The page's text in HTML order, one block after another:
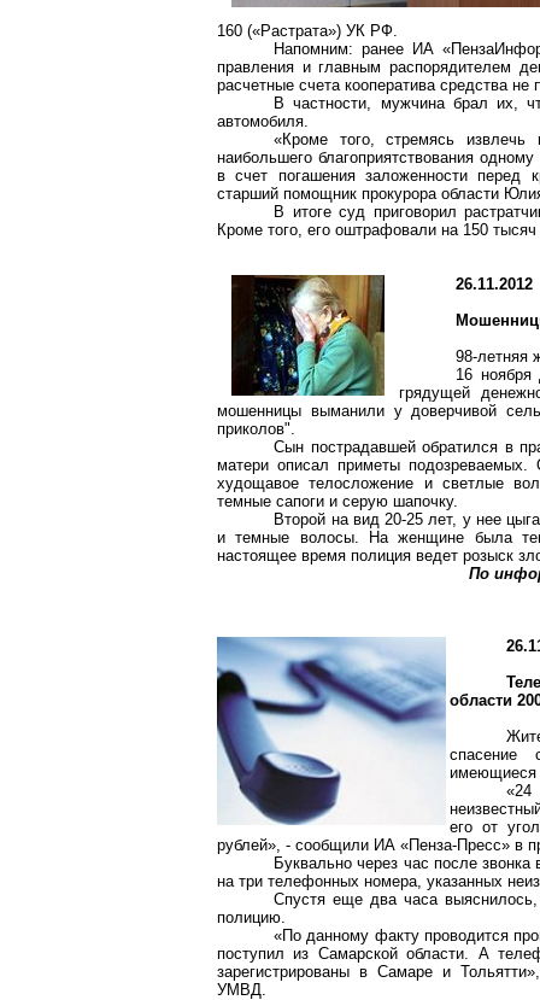
160 («Растрата») УК РФ.
Напомним: ранее ИА
правления и главным распорядителем
расчетные счета кооператива средства не
В частности, мужчина брал их,
автомобиля.
«Кроме того, стремясь
наибольшего благоприятствования
в счет погашения заложенности перед
старший помощник прокурора области
В итоге суд приговорил
Кроме того, его оштрафовали на 150
26.11.2012
98-летняя
16
грядущей
мошенницы выманили у доверчивой
приколов".
Сын пострадавшей обратился в
матери описал приметы
худощавое телосложение и светлые
темные сапоги и серую шапочку.
Второй на вид 20-25 лет, у нее
и темные волосы. На женщине была
настоящее время полиция ведет розыск
По
области
спасение
имеющиеся
его от
рублей», - сообщили ИА «Пенза-Пресс» в
Буквально через час после
на три телефонных номера, указанных
Спустя еще два часа
полицию.
«По данному факту проводится
поступил из Самарской области. А
зарегистрированы в Самаре и
УМВД.